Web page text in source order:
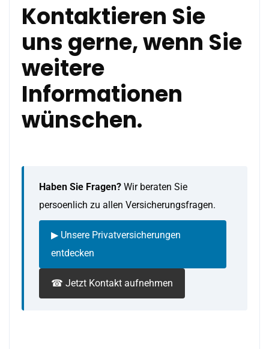
Kontaktieren Sie
uns gerne, wenn Sie
weitere
Informationen
wünschen.
Haben Sie Fragen? Wir beraten Sie
persoenlich zu allen Versicherungsfragen.
▶ Unsere Privatversicherungen
entdecken
☎ Jetzt Kontakt aufnehmen